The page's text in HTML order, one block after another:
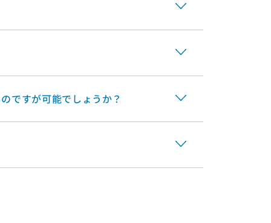
ですが可能でしょうか？